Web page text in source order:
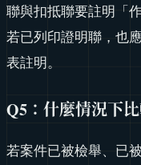
聯與扣抵聯要註明「
若已列印證明聯，也
表註明。
Q5：什麼情況下
若案件已被檢舉、已